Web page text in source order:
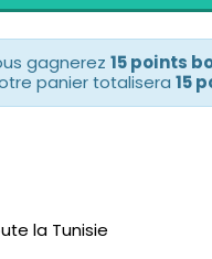
gagnerez 15 points
panier totalisera 15
la Tunisie